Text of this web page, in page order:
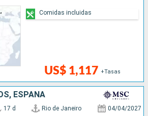
US$ 1,117 +Tasas
Comidas incluidas
ESPAÑA
17 d Rio de Janeiro 04/04/2027